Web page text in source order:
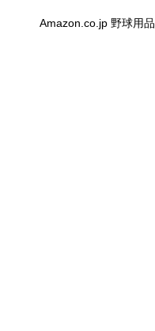
Amazon.co.jp 野球用品